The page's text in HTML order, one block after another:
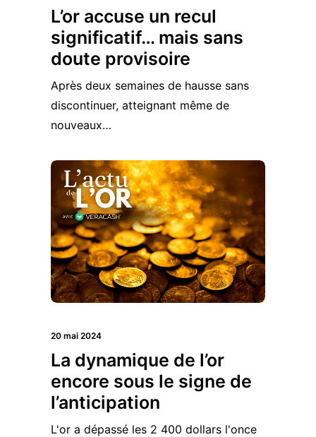
L’or accuse un recul
significatif… mais sans
doute provisoire
Après deux semaines de hausse sans
discontinuer, atteignant même de
nouveaux…
20 mai 2024
La dynamique de l’or
encore sous le signe de
l’anticipation
L'or a dépassé les 2 400 dollars l'once